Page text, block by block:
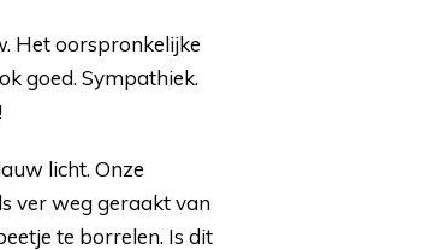
Het oorspronkelijke
goed. Sympathiek.
licht. Onze
ver weg geraakt van
te borrelen. Is dit